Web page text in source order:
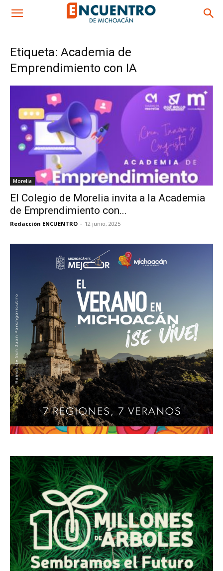
Etiqueta: Academia de
Emprendimiento con IA
Morelia
El Colegio de Morelia invita a la Academia
de Emprendimiento con...
Redacción ENCUENTRO - 12 junio, 2025